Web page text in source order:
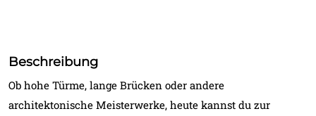
Beschreibung
Ob hohe Türme, lange Brücken oder andere
architektonische Meisterwerke, heute kannst du zur